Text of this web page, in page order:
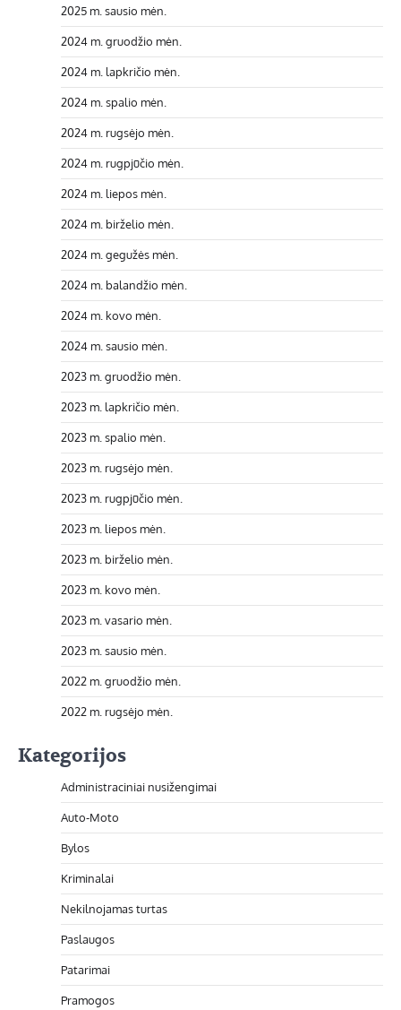
2025 m. sausio mėn.
2024 m. gruodžio mėn.
2024 m. lapkričio mėn.
2024 m. spalio mėn.
2024 m. rugsėjo mėn.
2024 m. rugpjūčio mėn.
2024 m. liepos mėn.
2024 m. birželio mėn.
2024 m. gegužės mėn.
2024 m. balandžio mėn.
2024 m. kovo mėn.
2024 m. sausio mėn.
2023 m. gruodžio mėn.
2023 m. lapkričio mėn.
2023 m. spalio mėn.
2023 m. rugsėjo mėn.
2023 m. rugpjūčio mėn.
2023 m. liepos mėn.
2023 m. birželio mėn.
2023 m. kovo mėn.
2023 m. vasario mėn.
2023 m. sausio mėn.
2022 m. gruodžio mėn.
2022 m. rugsėjo mėn.
Kategorijos
Administraciniai nusižengimai
Auto-Moto
Bylos
Kriminalai
Nekilnojamas turtas
Paslaugos
Patarimai
Pramogos